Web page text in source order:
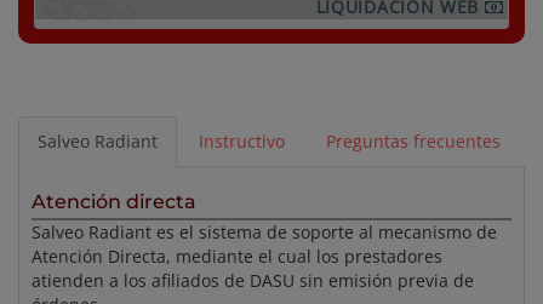
LIQUIDACIÓN WEB
Salveo Radiant Instructivo Preguntas frecuentes
Atención directa
Salveo Radiant es el sistema de soporte al mecanismo de
Atención Directa, mediante el cual los prestadores
atienden a los afiliados de DASU sin emisión previa de